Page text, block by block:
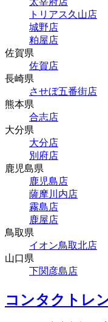
トリアス久山店
城野店
粕屋店
佐賀県
佐賀店
長崎県
させぼ五番街店
熊本県
合志店
大分県
大分店
別府店
鹿児島県
鹿児島店
薩摩川内店
霧島店
鹿屋店
鳥取県
イオン鳥取北店
山口県
下関彦島店
コンタクトレ